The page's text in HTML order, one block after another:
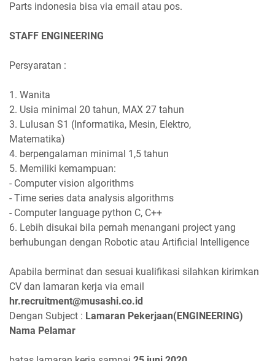
Parts indonesia bisa via email atau pos.
STAFF ENGINEERING
Persyaratan :
1. Wanita
2. Usia minimal 20 tahun, MAX 27 tahun
3. Lulusan S1 (Informatika, Mesin, Elektro,
Matematika)
4. berpengalaman minimal 1,5 tahun
5. Memiliki kemampuan:
- Computer vision algorithms
- Time series data analysis algorithms
- Computer language python C, C++
6. Lebih disukai bila pernah menangani project yang
berhubungan dengan Robotic atau Artificial Intelligence
Apabila berminat dan sesuai kualifikasi silahkan kirimkan
CV dan lamaran kerja via email
hr.recruitment@musashi.co.id
Dengan Subject : Lamaran Pekerjaan(ENGINEERING)
Nama Pelamar